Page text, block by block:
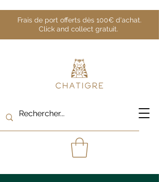
Frais de port offerts dès 100€ d'achat.
Click and collect gratuit.